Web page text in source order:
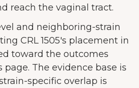
reach the vaginal tract.
and neighboring-strain
CRL 1505's placement in
toward the outcomes
The evidence base is
specific overlap is